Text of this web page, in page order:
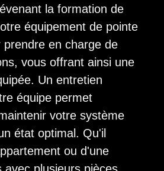
la formation de
équipement de pointe
en charge de
vous offrant ainsi une
Un entretien
équipe permet
votre système
état optimal. Qu'il
ou d'une